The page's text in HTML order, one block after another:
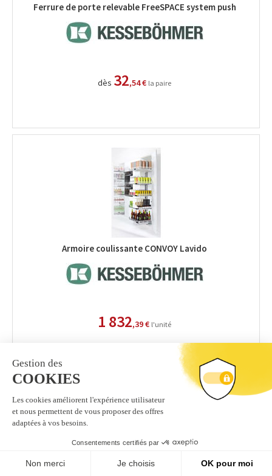
Ferrure de porte relevable FreeSPACE system push
dès 32,54 € la paire
Armoire coulissante CONVOY Lavido
1 832,39 € l'unité